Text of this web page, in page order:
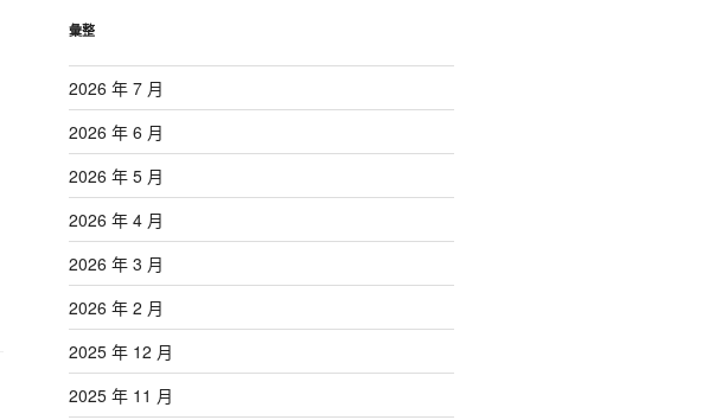
彙整
2026 年 7 月
2026 年 6 月
2026 年 5 月
2026 年 4 月
2026 年 3 月
2026 年 2 月
2025 年 12 月
2025 年 11 月